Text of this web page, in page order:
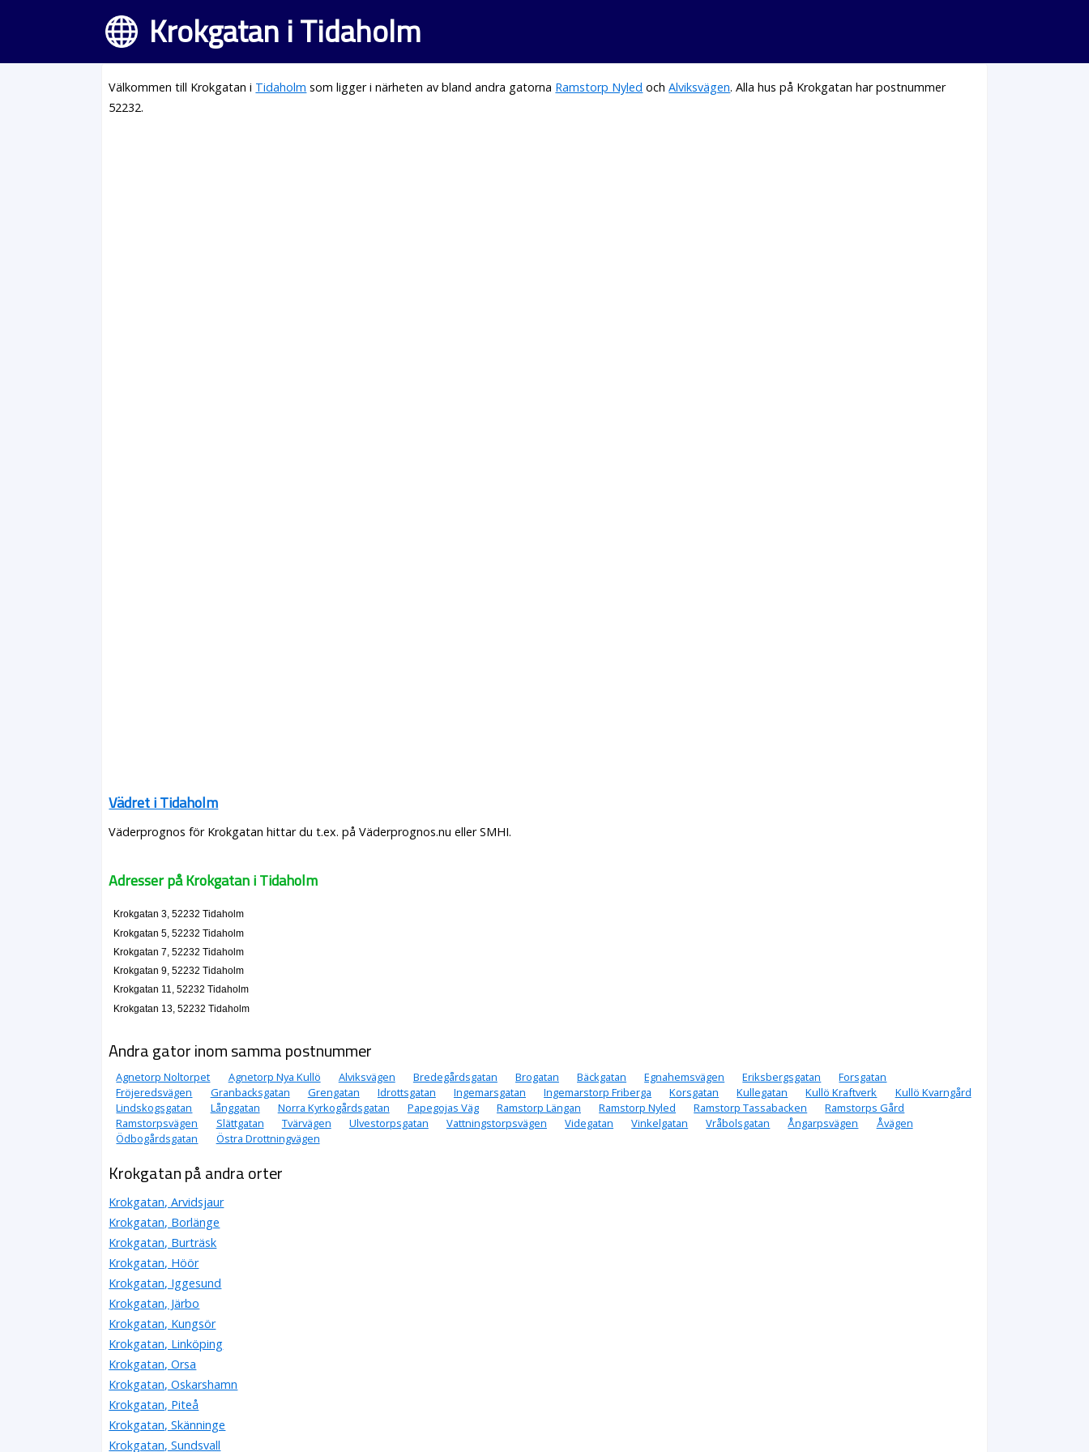
Krokgatan i Tidaholm
Välkommen till Krokgatan i Tidaholm som ligger i närheten av bland andra gatorna Ramstorp Nyled ochAlviksvägen. Alla hus på Krokgatan har postnummer
52232.
Vädret i Tidaholm
Väderprognos för Krokgatan hittar du t.ex. på Väderprognos.nu eller SMHI.
Adresser på Krokgatan i Tidaholm
Krokgatan 3, 52232 Tidaholm
Krokgatan 5, 52232 Tidaholm
Krokgatan 7, 52232 Tidaholm
Krokgatan 9, 52232 Tidaholm
Krokgatan 11, 52232 Tidaholm
Krokgatan 13, 52232 Tidaholm
Andra gator inom samma postnummer
Agnetorp Noltorpet Agnetorp Nya Kullö Alviksvägen Bredegårdsgatan Brogatan Bäckgatan Egnahemsvägen Eriksbergsgatan
Forsgatan
Fröjeredsvägen
Granbacksgatan Grengatan Idrottsgatan Ingemarsgatan Ingemarstorp Friberga Korsgatan Kullegatan Kullö Kraftverk
Kullö Kvarngård
Lindskogsgatan
Långgatan Norra Kyrkogårdsgatan Papegojas Väg Ramstorp Längan Ramstorp Nyled Ramstorp Tassabacken
Ramstorps Gård
Ramstorpsvägen
Slättgatan Tvärvägen Ulvestorpsgatan Vattningstorpsvägen Videgatan Vinkelgatan Vråbolsgatan Ångarpsvägen
Åvägen
Ödbogårdsgatan
Östra Drottningvägen
Krokgatan på andra orter
Krokgatan, Arvidsjaur
Krokgatan, Borlänge
Krokgatan, Burträsk
Krokgatan, Höör
Krokgatan, Iggesund
Krokgatan, Järbo
Krokgatan, Kungsör
Krokgatan, Linköping
Krokgatan, Orsa
Krokgatan, Oskarshamn
Krokgatan, Piteå
Krokgatan, Skänninge
Krokgatan, Sundsvall